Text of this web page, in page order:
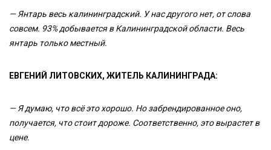
— Янтарь весь калининградский. У нас другого нет, от слова
совсем. 93% добывается в Калининградской области. Весь
янтарь только местный.
ЕВГЕНИЙ ЛИТОВСКИХ, ЖИТЕЛЬ КАЛИНИНГРАДА:
— Я думаю, что всё это хорошо. Но забрендированное оно,
получается, что стоит дороже. Соответственно, это вырастет в
цене.